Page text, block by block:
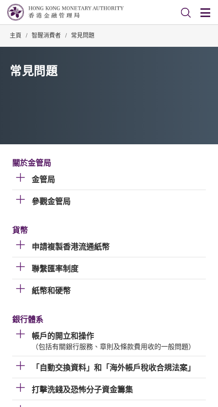
主頁 / 智醒消費者 / 常見問題
常見問題
關於金管局
金管局
參觀金管局
貨幣
申請複製香港流通紙幣
聯繫匯率制度
紙幣和硬幣
銀行體系
帳戶的開立和操作
（包括有關銀行服務、章則及條款費用收的一般問題）
「自動交換資料」和「海外帳戶稅收合規法案」
打擊洗錢及恐怖分子資金籌集